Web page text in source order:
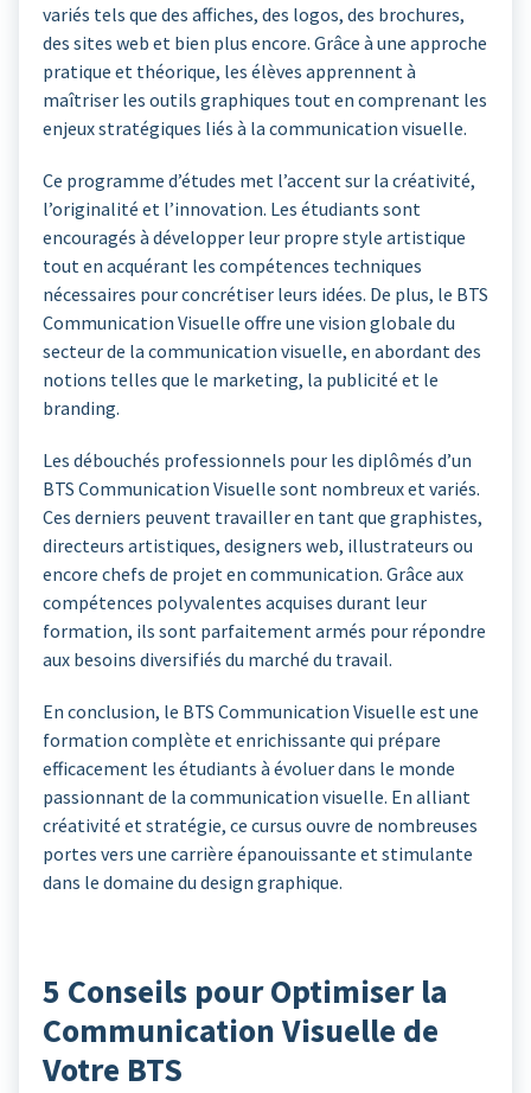
variés tels que des affiches, des logos, des brochures,
des sites web et bien plus encore. Grâce à une approche
pratique et théorique, les élèves apprennent à
maîtriser les outils graphiques tout en comprenant les
enjeux stratégiques liés à la communication visuelle.
Ce programme d’études met l’accent sur la créativité,
l’originalité et l’innovation. Les étudiants sont
encouragés à développer leur propre style artistique
tout en acquérant les compétences techniques
nécessaires pour concrétiser leurs idées. De plus, le BTS
Communication Visuelle offre une vision globale du
secteur de la communication visuelle, en abordant des
notions telles que le marketing, la publicité et le
branding.
Les débouchés professionnels pour les diplômés d’un
BTS Communication Visuelle sont nombreux et variés.
Ces derniers peuvent travailler en tant que graphistes,
directeurs artistiques, designers web, illustrateurs ou
encore chefs de projet en communication. Grâce aux
compétences polyvalentes acquises durant leur
formation, ils sont parfaitement armés pour répondre
aux besoins diversifiés du marché du travail.
En conclusion, le BTS Communication Visuelle est une
formation complète et enrichissante qui prépare
efficacement les étudiants à évoluer dans le monde
passionnant de la communication visuelle. En alliant
créativité et stratégie, ce cursus ouvre de nombreuses
portes vers une carrière épanouissante et stimulante
dans le domaine du design graphique.
5 Conseils pour Optimiser la
Communication Visuelle de
Votre BTS